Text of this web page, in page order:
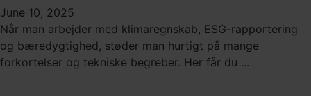
June 10, 2025
Når man arbejder med klimaregnskab, ESG-rapportering
og bæredygtighed, støder man hurtigt på mange
forkortelser og tekniske begreber. Her får du ...